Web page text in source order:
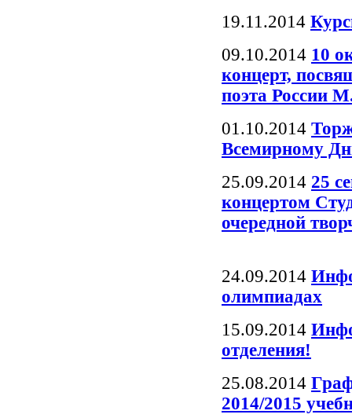
19.11.2014
09.10.2014 10
концерт,
поэта России
01.10.2014
Всемирному
25.09.2014 25
концертом
очередной
24.09.2014
олимпиадах
15.09.2014
отделения!
25.08.2014
2014/2015